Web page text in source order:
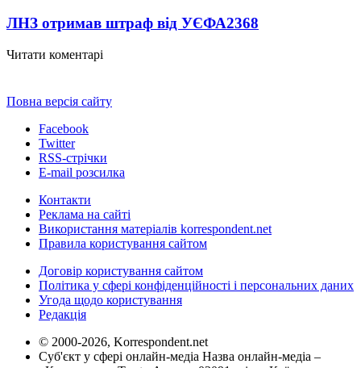
ЛНЗ отримав штраф від УЄФА2368
Читати коментарі
Повна версія сайту
Facebook
Twitter
RSS-стрічки
E-mail розсилка
Контакти
Реклама на сайті
Використання матеріалів korrespondent.net
Правила користування сайтом
Договір користування сайтом
Політика у сфері конфіденційності і персональних даних
Угода щодо користування
Редакція
© 2000-2026, Korrespondent.net
Суб'єкт у сфері онлайн-медіа Назва онлайн-медіа –